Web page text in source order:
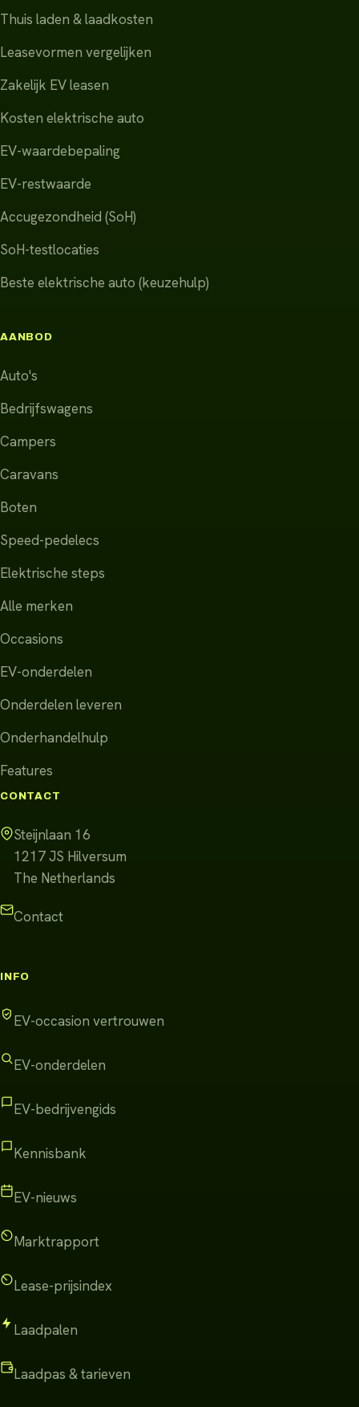
Thuis laden & laadkosten
Leasevormen vergelijken
Zakelijk EV leasen
Kosten elektrische auto
EV-waardebepaling
EV-restwaarde
Accugezondheid (SoH)
SoH-testlocaties
Beste elektrische auto (keuzehulp)
AANBOD
Auto's
Bedrijfswagens
Campers
Caravans
Boten
Speed-pedelecs
Elektrische steps
Alle merken
Occasions
EV-onderdelen
Onderdelen leveren
Onderhandelhulp
Features
CONTACT
Steijnlaan 16
1217 JS Hilversum
The Netherlands
Contact
INFO
EV-occasion vertrouwen
EV-onderdelen
EV-bedrijvengids
Kennisbank
EV-nieuws
Marktrapport
Lease-prijsindex
Laadpalen
Laadpas & tarieven